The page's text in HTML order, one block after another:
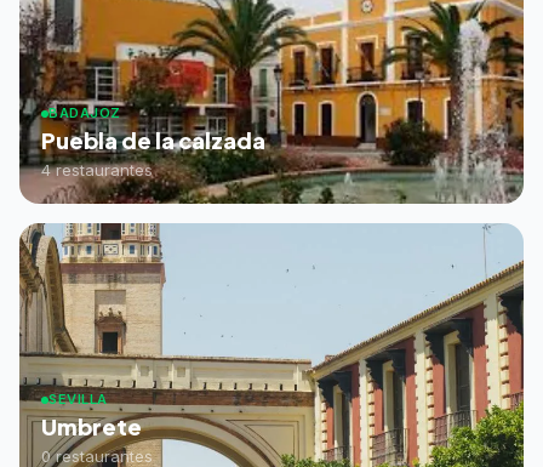
BADAJOZ
Puebla de la calzada
4 restaurantes
SEVILLA
Umbrete
0 restaurantes